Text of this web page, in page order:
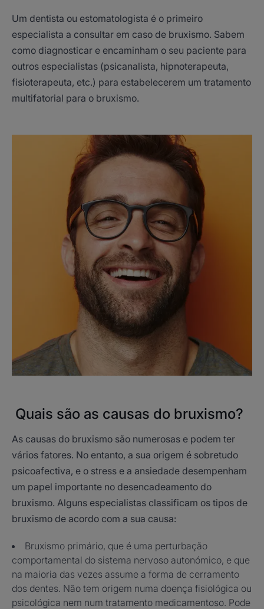
Um dentista ou estomatologista é o primeiro
especialista a consultar em caso de bruxismo. Sabem
como diagnosticar e encaminham o seu paciente para
outros especialistas (psicanalista, hipnoterapeuta,
fisioterapeuta, etc.) para estabelecerem um tratamento
multifatorial para o bruxismo.
Quais são as causas do bruxismo?
As causas do bruxismo são numerosas e podem ter
vários fatores. No entanto, a sua origem é sobretudo
psicoafectiva, e o stress e a ansiedade desempenham
um papel importante no desencadeamento do
bruxismo. Alguns especialistas classificam os tipos de
bruxismo de acordo com a sua causa:
Bruxismo primário, que é uma perturbação
comportamental do sistema nervoso autonómico, e que
na maioria das vezes assume a forma de cerramento
dos dentes. Não tem origem numa doença fisiológica ou
psicológica nem num tratamento medicamentoso. Pode